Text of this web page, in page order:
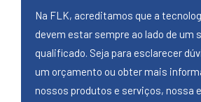
Na FLK, acreditamos que a
devem estar sempre ao lado de um
qualificado. Seja para esclarecer
um orçamento ou obter mais
nossos produtos e serviços, nossa